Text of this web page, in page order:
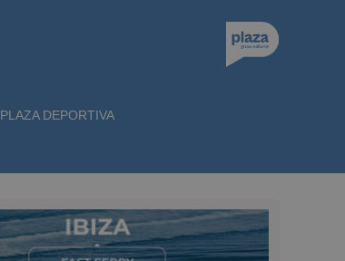
PLAZA DEPORTIVA